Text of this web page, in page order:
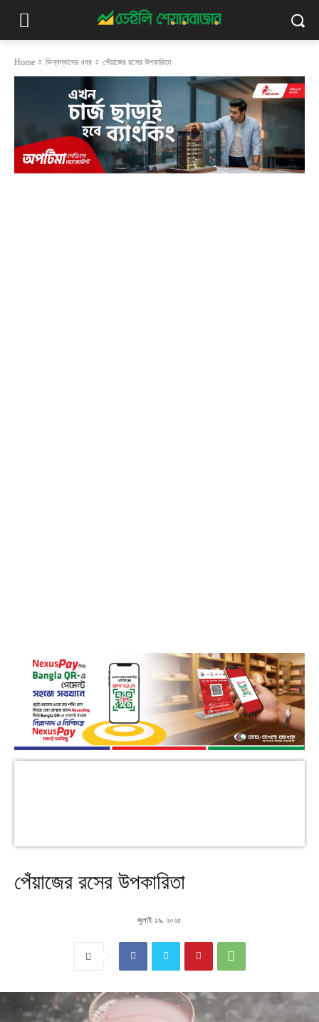
Home ভিন্নস্বাদের খবর পেঁয়াজের রসের উপকারিতা
পেঁয়াজের রসের উপকারিতা
জুলাই ১৯, ২০২৫